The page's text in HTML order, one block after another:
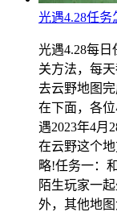
光遇4.28任务
光遇4.28每
关方法，每
去云野地图
在下面，各
遇2023年4月
在云野这个
略!任务一：
陌生玩家一
外，其他地